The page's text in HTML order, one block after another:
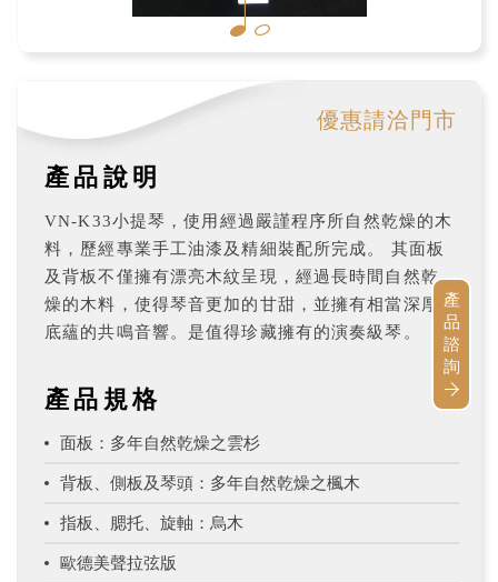
優惠請洽門市
產品說明
VN-K33小提琴，使用經過嚴謹程序所自然乾燥的木
料，歷經專業手工油漆及精細裝配所完成。 其面板
及背板不僅擁有漂亮木紋呈現，經過長時間自然乾
燥的木料，使得琴音更加的甘甜，並擁有相當深厚
底蘊的共鳴音響。是值得珍藏擁有的演奏級琴。
產品規格
面板：多年自然乾燥之雲杉
背板、側板及琴頭：多年自然乾燥之楓木
指板、腮托、旋軸：烏木
歐德美聲拉弦版
產
品
諮
詢